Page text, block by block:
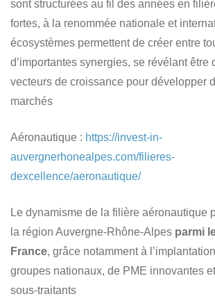
sont structurées au fil des années en
fortes, à la renommée nationale et
écosystèmes permettent de créer entre
d’importantes synergies, se révélant être
vecteurs de croissance pour développer
marchés
Aéronautique : https://invest-in-
auvergnerhonealpes.com/filieres-
dexcellence/aeronautique/
Le dynamisme de la filière aéronautique
la région Auvergne-Rhône-Alpes parmi
France, grâce notamment à
groupes nationaux, de PME innovantes
sous-traitants